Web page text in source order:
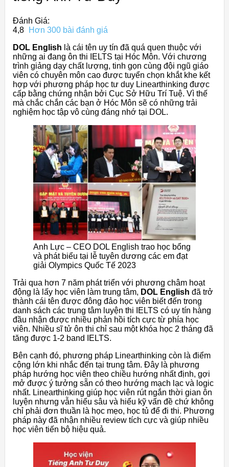
Đánh Giá:
4,8
Hơn 300 bài đánh giá
DOL English là cái tên uy tín đã quá quen thuộc với
những ai đang ôn thi IELTS tại Hóc Môn. Với chương
trình giảng dạy chất lượng, tinh gọn cùng đội ngũ giáo
viên có chuyên môn cao được tuyển chọn khắt khe kết
hợp với phương pháp học tư duy Linearthinking được
cấp bằng chứng nhận bởi Cục Sở Hữu Trí Tuệ. Vì thế
mà chắc chắn các bạn ở Hóc Môn sẽ có những trải
nghiệm học tập vô cùng đáng nhớ tại DOL.
Anh Lực – CEO DOL English trao học bổng
và phát biểu tại lễ tuyên dương các em đạt
giải Olympics Quốc Tế 2023
Trải qua hơn 7 năm phát triển với phương châm hoạt
động là lấy học viên làm trung tâm, DOL English đã trở
thành cái tên được đông đảo học viên biết đến trong
danh sách các trung tâm luyện thi IELTS có uy tín hàng
đầu nhận được nhiều phản hồi tích cực từ phía học
viên. Nhiều sĩ tử ôn thi chỉ sau một khóa học 2 tháng đã
tăng được 1-2 band IELTS.
Bên cạnh đó, phương pháp Linearthinking còn là điểm
cộng lớn khi nhắc đến tại trung tâm. Đây là phương
pháp hướng học viên theo chiều hướng nhất định, gợi
mở được ý tưởng sẵn có theo hướng mạch lạc và logic
nhất. Linearthinking giúp học viên rút ngắn thời gian ôn
luyện nhưng vẫn hiểu sâu và hiểu kỹ vấn đề chứ không
chỉ phải đơn thuần là học mẹo, học tủ để đi thi. Phương
pháp này đã nhận nhiều review tích cực và giúp nhiều
học viên tiến bộ hiệu quả.